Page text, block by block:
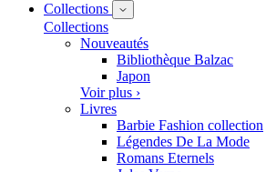
Collections
Collections
Nouveautés
Bibliothèque Balzac
Japon
Voir plus ›
Livres
Barbie Fashion collection
Légendes De La Mode
Romans Eternels